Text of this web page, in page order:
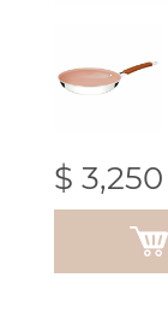
$ 3,250